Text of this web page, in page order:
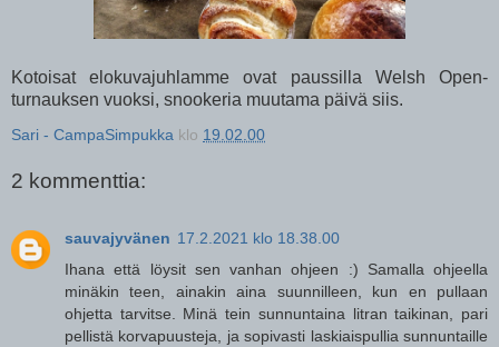
Kotoisat elokuvajuhlamme ovat paussilla Welsh Open-
turnauksen vuoksi, snookeria muutama päivä siis.
Sari - CampaSimpukka klo 19.02.00
2 kommenttia:
sauvajyvänen 17.2.2021 klo 18.38.00
Ihana että löysit sen vanhan ohjeen :) Samalla ohjeella
minäkin teen, ainakin aina suunnilleen, kun en pullaan
ohjetta tarvitse. Minä tein sunnuntaina litran taikinan, pari
pellistä korvapuusteja, ja sopivasti laskiaispullia sunnuntaille